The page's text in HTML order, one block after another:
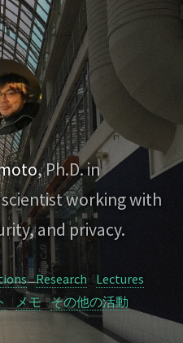
, Ph.D. in
working with
and privacy.
Research
Lectures
メモ その他の活動